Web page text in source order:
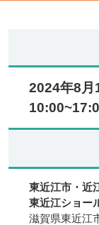
2024年8月
東近江市・近
東近江ショー
滋賀県東近江